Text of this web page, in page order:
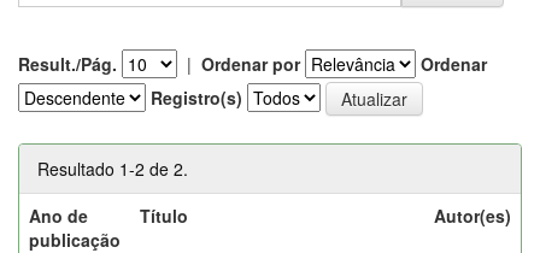
Result./Pág. | Ordenar por
Ordenar
Registro(s)
Resultado 1-2 de 2.
Ano de
publicação
Título Autor(es)